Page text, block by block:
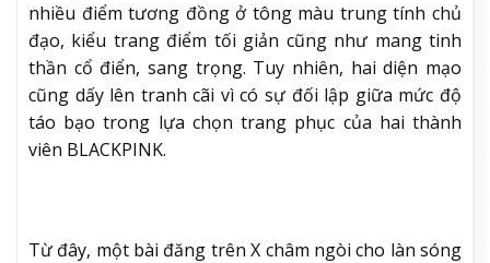
nhiều điểm tương đồng ở tông màu trung tính chủ
đạo, kiểu trang điểm tối giản cũng như mang tinh
thần cổ điển, sang trọng. Tuy nhiên, hai diện mạo
cũng dấy lên tranh cãi vì có sự đối lập giữa mức độ
táo bạo trong lựa chọn trang phục của hai thành
viên BLACKPINK.
Từ đây, một bài đăng trên X châm ngòi cho làn sóng